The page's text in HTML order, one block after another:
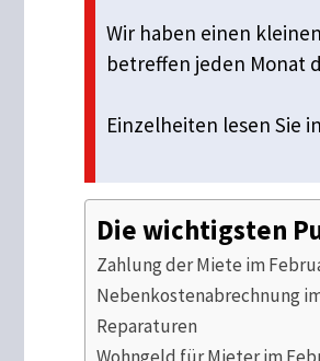
Wir haben einen
betreffen jeden Monat
Einzelheiten lesen Sie
Die wichtigsten
Zahlung der Miete im
Nebenkostenabrechnung
Reparaturen